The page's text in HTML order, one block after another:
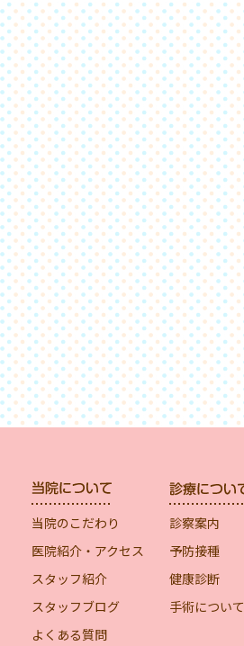
当院のこだわり
医院紹介・アクセス
スタッフ紹介
スタッフブログ
よくある質問
診察案内
予防接種
健康診断
手術について